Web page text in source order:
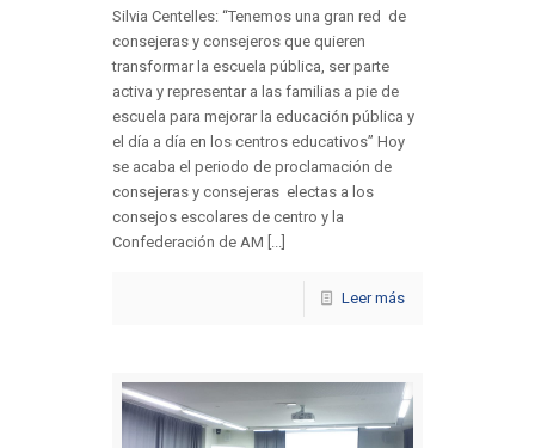
Silvia Centelles: “Tenemos una gran red de
consejeras y consejeros que quieren
transformar la escuela pública, ser parte
activa y representar a las familias a pie de
escuela para mejorar la educación pública y
el día a día en los centros educativos” Hoy
se acaba el periodo de proclamación de
consejeras y consejeras electas a los
consejos escolares de centro y la
Confederación de AM [...]
Leer más